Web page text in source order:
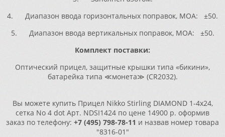
4. Диапазон ввода горизонтальных поправок, МОА: ±50.
5. Диапазон ввода вертикальных поправок, МОА: ±50.
Комплект поставки:
Оптический прицел, защитные крышки типа «бикини»,
батарейка типа ≪монета≫ (CR2032).
Вы можете купить Прицел Nikko Stirling DIAMOND 1-4x24,
сетка No 4 dot Арт. NDSI1424 по цене 14900 р. оформив
заказ по телефону: +7 (495) 798-78-11 и назвав номер товара
"8316-01"